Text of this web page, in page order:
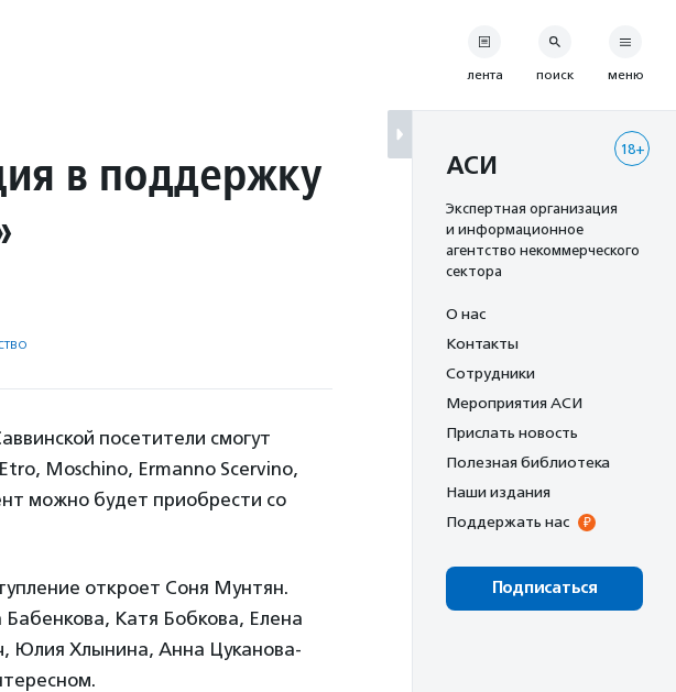
в поддержку
посетители смогут
Moschino, Ermanno Scervino,
можно будет приобрести со
откроет Соня Мунтян.
Катя Бобкова, Елена
Юлия Хлынина, Анна Цуканова-
лента поиск меню
18+
АСИ
Экспертная организация
и информационное
агентство некоммерческого
сектора
О нас
Контакты
Сотрудники
Мероприятия АСИ
Прислать новость
Полезная библиотека
Наши издания
Поддержать нас
Подписаться